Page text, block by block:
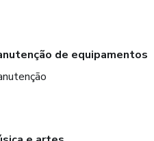
de equipamentos